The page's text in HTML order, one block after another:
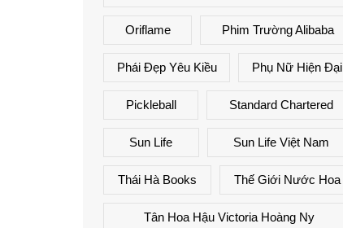
Oriflame Phim Trường Alibaba
Phái Đẹp Yêu Kiều Phụ Nữ Hiện Đại
Pickleball Standard Chartered
Sun Life Sun Life Việt Nam
Thái Hà Books Thế Giới Nước Hoa
Tân Hoa Hậu Victoria Hoàng Ny